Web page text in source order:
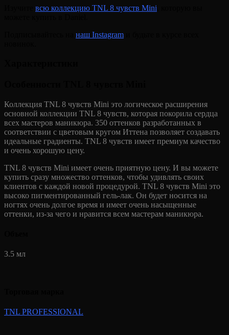
всю коллекцию TNL 8 чувств Mini
наш Instagram
Коллекция TNL 8 чувств Mini это логическое расширения
основной коллекции TNL 8 чувств, которая покорила сердца
всех мастеров маникюра. 350 оттенков разработанных в
соответствии с цветовым кругом Иттена позволяет создавать
идеальные градиенты. TNL 8 чувств имеет премиум качество
и очень хорошую цену.
TNL 8 чувств Mini имеет очень приятную цену. И вы можете
купить сразу множество оттенков, чтобы удивлять своих
клиентов с каждой новой процедурой. TNL 8 чувств Mini это
высоко пигментированный гель-лак. Он будет носится на
ногтях очень долгое время и имеет очень насыщенные
оттенки, из-за чего и нравится всем мастерам маникюра.
3.5 мл
TNL PROFESSIONAL